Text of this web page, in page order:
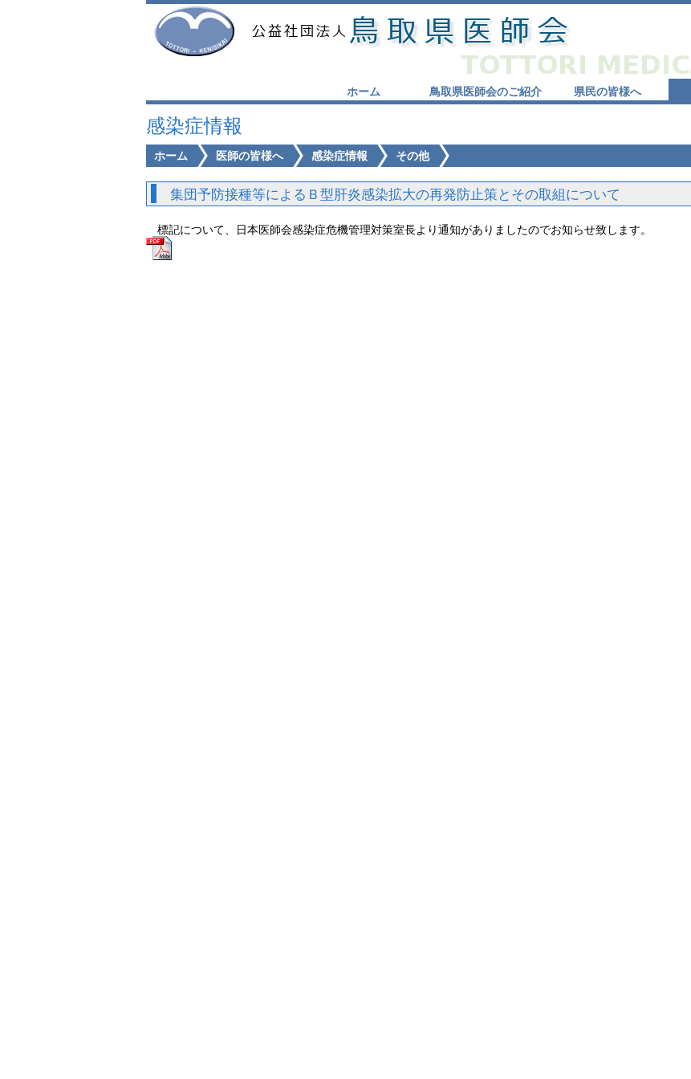
ホーム 鳥取県医師会のご紹介 県民の皆様へ
感染症情報
ホーム 医師の皆様へ 感染症情報 その他
集団予防接種等によるＢ型肝炎感染拡大の再発防止策とその取組について
標記について、日本医師会感染症危機管理対策室長より通知がありましたのでお知らせ致します。